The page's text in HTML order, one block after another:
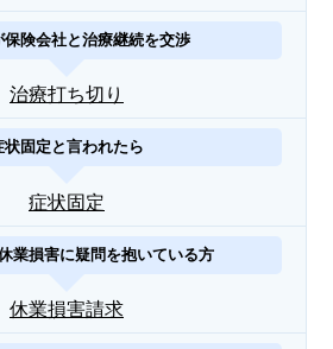
保険会社と治療継続を交渉
治療打ち切り
状固定と言われたら
症状固定
業損害に疑問を抱いている方
休業損害請求